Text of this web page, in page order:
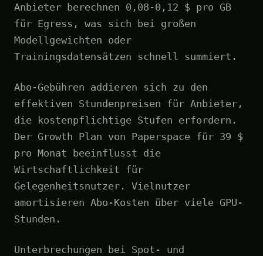
Anbieter berechnen 0,08-0,12 $ pro GB
für Egress, was sich bei großen
Modellgewichten oder
Trainingsdatensätzen schnell summiert.
Abo-Gebühren addieren sich zu den
effektiven Stundenpreisen für Anbieter,
die kostenpflichtige Stufen erfordern.
Der Growth Plan von Paperspace für 39 $
pro Monat beeinflusst die
Wirtschaftlichkeit für
Gelegenheitsnutzer. Vielnutzer
amortisieren Abo-Kosten über viele GPU-
Stunden.
Unterbrechungen bei Spot- und